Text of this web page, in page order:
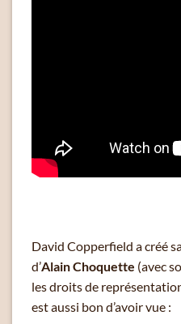
David Copperfield a créé
d’Alain Choquette (avec
les droits de
est aussi bon d’avoir vue :